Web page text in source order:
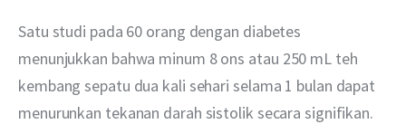
Satu studi pada 60 orang dengan diabetes
menunjukkan bahwa minum 8 ons atau 250 mL teh
kembang sepatu dua kali sehari selama 1 bulan dapat
menurunkan tekanan darah sistolik secara signifikan.